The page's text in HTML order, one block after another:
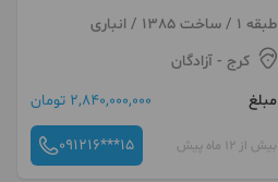
آزادگان
طبقه 1 / ساخت 1385 / انباری
کرج - آزادگان
مبلغ
2,840,000,000 تومان
بیش از 12 ماه پیش 091216***15